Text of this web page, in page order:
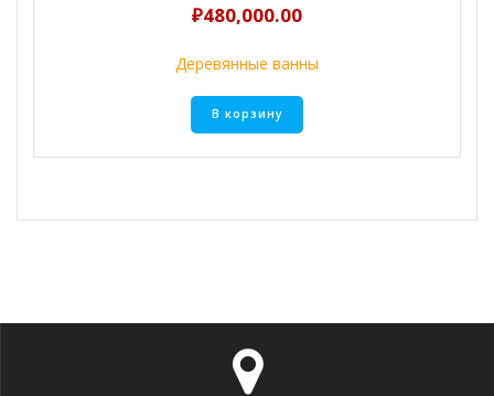
₽480,000.00
Деревянные ванны
В корзину